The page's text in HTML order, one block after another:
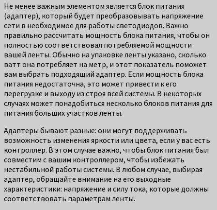
Не менее важным элементом является блок питания
(адаптер), который будет преобразовывать напряжение
сети в необходимое для работы светодиодов. Важно
правильно рассчитать мощность блока питания, чтобы он
полностью соответствовал потребляемой мощности
вашей ленты. Обычно на упаковке ленты указано, сколько
ватт она потребляет на метр, и этот показатель поможет
вам выбрать подходящий адаптер. Если мощность блока
питания недостаточна, это может привести к его
перегрузке и выходу из строя всей системы. В некоторых
случаях может понадобиться несколько блоков питания для
питания больших участков ленты.
Адаптеры бывают разные: они могут поддерживать
возможность изменения яркости или цвета, если у вас есть
контроллер. В этом случае важно, чтобы блок питания был
совместим с вашим контроллером, чтобы избежать
нестабильной работы системы. В любом случае, выбирая
адаптер, обращайте внимание на его выходные
характеристики: напряжение и силу тока, которые должны
соответствовать параметрам ленты.